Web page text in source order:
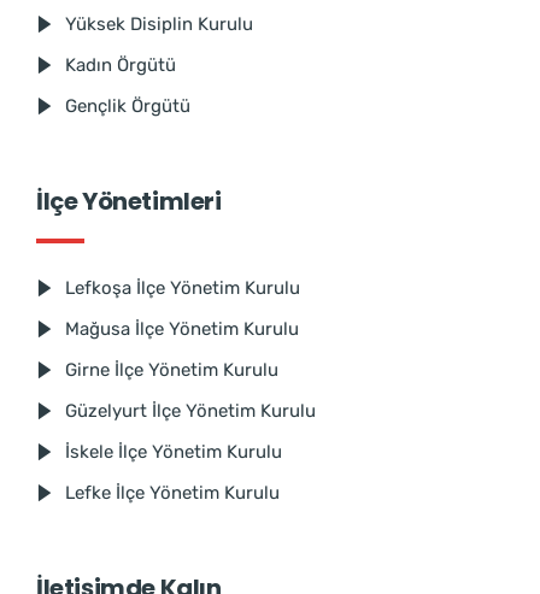
Yüksek Disiplin Kurulu
Kadın Örgütü
Gençlik Örgütü
İlçe Yönetimleri
Lefkoşa İlçe Yönetim Kurulu
Mağusa İlçe Yönetim Kurulu
Girne İlçe Yönetim Kurulu
Güzelyurt İlçe Yönetim Kurulu
İskele İlçe Yönetim Kurulu
Lefke İlçe Yönetim Kurulu